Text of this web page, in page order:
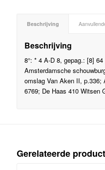
Beschrijving
Beschrijving
8°: * 4 A-D 8, gepag.: [8]
Amsterdamsche
omslag Van Aken II, p.336;
6769; De Haas 410 Witsen
Gerelateerde